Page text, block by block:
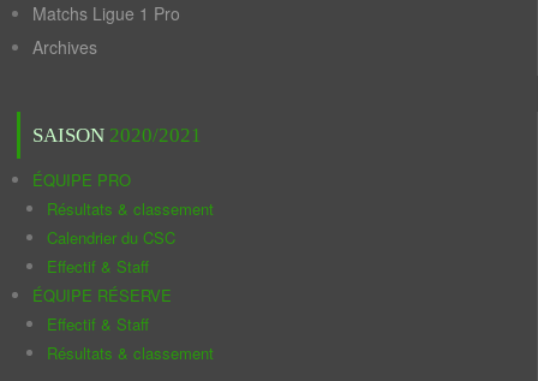
Matchs Ligue 1 Pro
Archives
SAISON 2020/2021
ÉQUIPE PRO
Résultats & classement
Calendrier du CSC
Effectif & Staff
ÉQUIPE RÉSERVE
Effectif & Staff
Résultats & classement